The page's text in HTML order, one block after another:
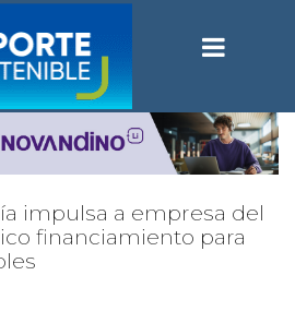
impulsa a empresa del
financiamiento para